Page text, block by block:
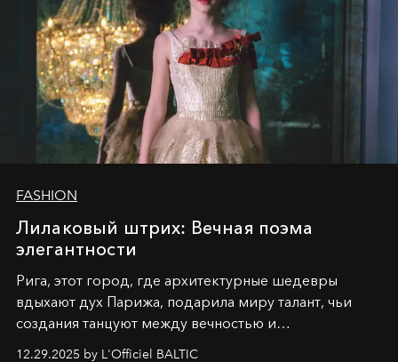
FASHION
Лилаковый штрих: Вечная поэма
элегантности
Рига, этот город, где архитектурные шедевры
вдыхают дух Парижа, подарила миру талант, чьи
создания танцуют между вечностью и
современностью.
12.29.2025 by L'Officiel BALTIC